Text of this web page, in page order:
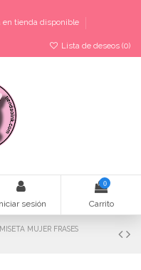
en tienda disponible
Lista de deseos (0)
sesión
0
Carrito
MUJER FRASES